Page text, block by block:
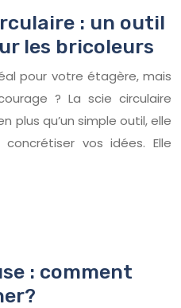
: un outil
les bricoleurs
pour votre étagère, mais
? La scie circulaire
plus qu’un simple outil, elle
vos idées. Elle
: comment